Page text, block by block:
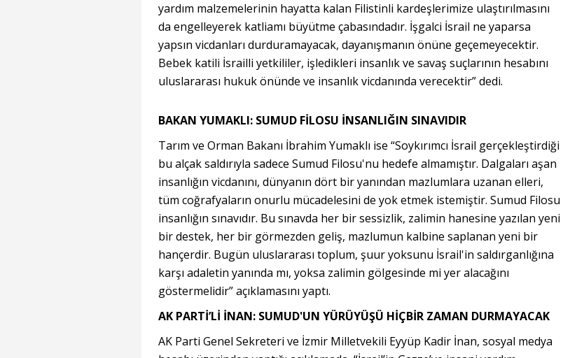
yardım malzemelerinin hayatta kalan Filistinli kardeşlerimize ulaştırılmasını
da engelleyerek katliamı büyütme çabasındadır. İşgalci İsrail ne yaparsa
yapsın vicdanları durduramayacak, dayanışmanın önüne geçemeyecektir.
Bebek katili İsrailli yetkililer, işledikleri insanlık ve savaş suçlarının hesabını
uluslararası hukuk önünde ve insanlık vicdanında verecektir” dedi.
BAKAN YUMAKLI: SUMUD FİLOSU İNSANLIĞIN SINAVIDIR
Tarım ve Orman Bakanı İbrahim Yumaklı ise “Soykırımcı İsrail gerçekleştirdiği
bu alçak saldırıyla sadece Sumud Filosu'nu hedefe almamıştır. Dalgaları aşan
insanlığın vicdanını, dünyanın dört bir yanından mazlumlara uzanan elleri,
tüm coğrafyaların onurlu mücadelesini de yok etmek istemiştir. Sumud Filosu
insanlığın sınavıdır. Bu sınavda her bir sessizlik, zalimin hanesine yazılan yeni
bir destek, her bir görmezden geliş, mazlumun kalbine saplanan yeni bir
hançerdir. Bugün uluslararası toplum, şuur yoksunu İsrail'in saldırganlığına
karşı adaletin yanında mı, yoksa zalimin gölgesinde mi yer alacağını
göstermelidir” açıklamasını yaptı.
AK PARTİ’Lİ İNAN: SUMUD'UN YÜRÜYÜŞÜ HİÇBİR ZAMAN DURMAYACAK
AK Parti Genel Sekreteri ve İzmir Milletvekili Eyyüp Kadir İnan, sosyal medya